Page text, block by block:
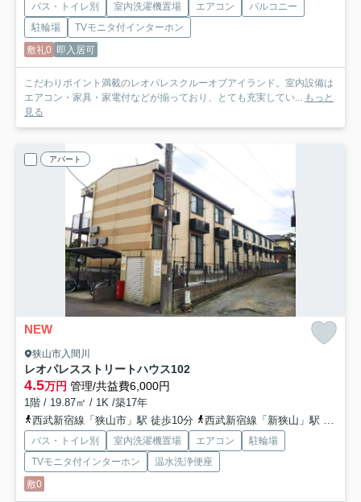
バス・トイレ別 室内洗濯機置場 エアコン
バルコニー
駐輪場
TVモニタ付インターホン
敷礼0 即入居可
こだわりポイント満載のレオパレスクルーオブアイランド。室内設備は
エアコン・家具・家電付などが揃っており、とても充実してい... もっと
見る
アパート
NEW
狭山市入間川
レオパレスストリートハウス102
4.5万円 管理/共益費6,000円
1階 / 19.87㎡ / 1K /築17年
西武新宿線「狭山市」駅 徒歩10分
西武新宿線「新狭山」駅 徒歩32分
バス・トイレ別 室内洗濯機置場 エアコン
駐輪場
TVモニタ付インターホン
温水洗浄便座
敷0